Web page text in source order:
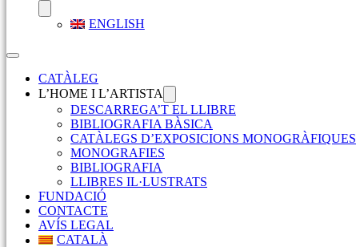
ENGLISH
CATÀLEG
L’HOME I L’ARTISTA
DESCARREGA’T EL LLIBRE
BIBLIOGRAFIA BÀSICA
CATÀLEGS D’EXPOSICIONS MONOGRÀFIQUES
MONOGRAFIES
BIBLIOGRAFIA
LLIBRES IL·LUSTRATS
FUNDACIÓ
CONTACTE
AVÍS LEGAL
CATALÀ